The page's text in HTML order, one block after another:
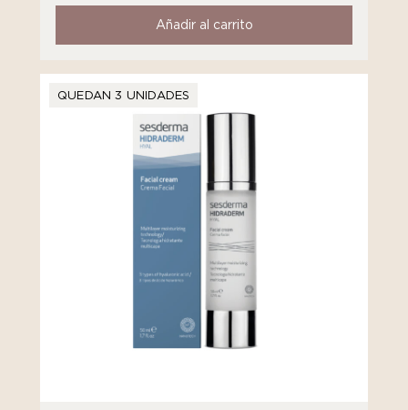
Añadir al carrito
QUEDAN 3 UNIDADES